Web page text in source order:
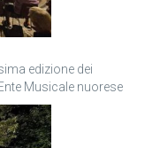
edizione dei
Musicale nuorese